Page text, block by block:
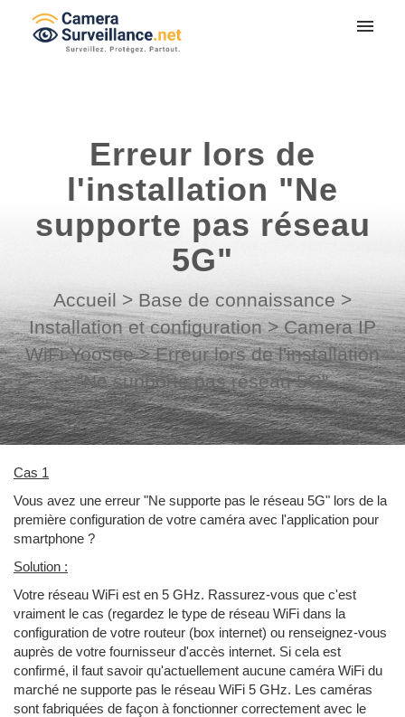
Erreur lors de
l'installation "Ne
supporte pas réseau
5G"
Accueil > Base de connaissance >
Installation et configuration > Camera IP
WiFi Yoosee > Erreur lors de l'installation
"Ne supporte pas réseau 5G"
Cas 1
Vous avez une erreur "Ne supporte pas le réseau 5G" lors de la
première configuration de votre caméra avec l'application pour
smartphone ?
Solution :
Votre réseau WiFi est en 5 GHz. Rassurez-vous que c'est
vraiment le cas (regardez le type de réseau WiFi dans la
configuration de votre routeur (box internet) ou renseignez-vous
auprès de votre fournisseur d'accès internet. Si cela est
confirmé, il faut savoir qu'actuellement aucune caméra WiFi du
marché ne supporte pas le réseau WiFi 5 GHz. Les caméras
sont fabriquées de façon à fonctionner correctement avec le